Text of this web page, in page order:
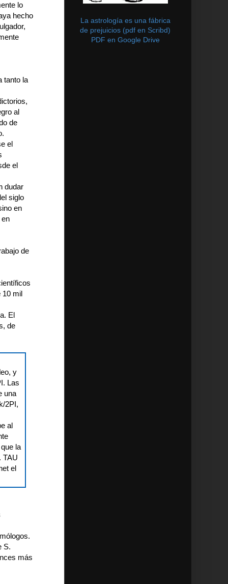
lo
hecho
tanto la
al
de
el
el
dudar
siglo
en
de
10 mil
El
de
y
Las
una
2PI,
al
la
TAU
el
S.
más
La astrología es una fábrica
de prejuicios (pdf en Scribd)
PDF en Google Drive